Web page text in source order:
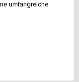
umfangreiche